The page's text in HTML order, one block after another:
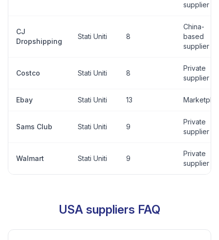
supplier
CJ
Dropshipping
Stati Uniti 8
China-
based
supplier
Costco Stati Uniti 8
Private
supplier
Ebay Stati Uniti 13
Sams Club Stati Uniti 9
Private
supplier
Walmart Stati Uniti 9
Private
supplier
USA suppliers FAQ